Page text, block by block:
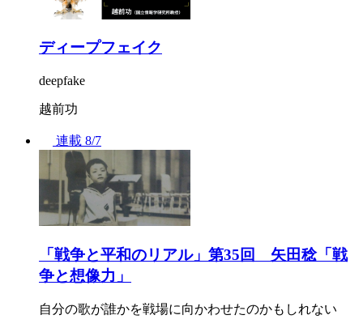
ディープフェイク
deepfake
越前功
連載 8/7
「戦争と平和のリアル」第35回 矢田稔「戦
争と想像力」
自分の歌が誰かを戦場に向かわせたのかもしれない